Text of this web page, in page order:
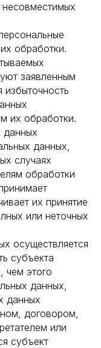
несовместимых
обработки.
заявленным
их обработки.
данных
данных,
случаях
обработки
их принятие
или неточных
осуществляется
субъекта
чем этого
данных,
данных
договором,
или
субъект